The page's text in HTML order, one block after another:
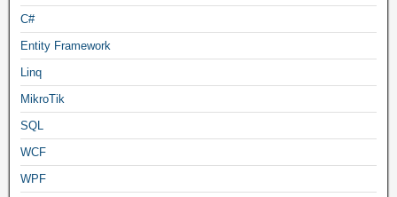
C#
Entity Framework
Linq
MikroTik
SQL
WCF
WPF